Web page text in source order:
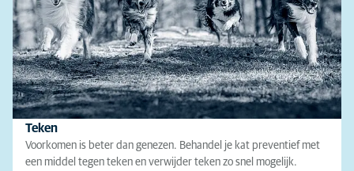
Teken
Voorkomen is beter dan genezen. Behandel je kat preventief met
een middel tegen teken en verwijder teken zo snel mogelijk.